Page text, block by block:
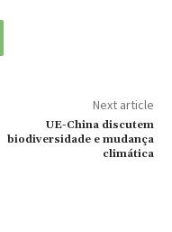
Next article
UE-China discutem
biodiversidade e mudança
climática